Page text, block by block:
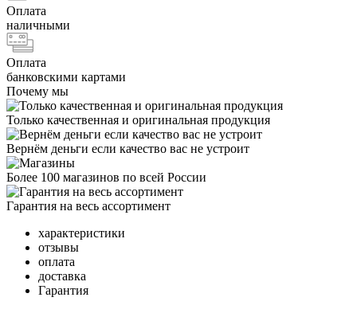
Оплата
наличными
Оплата
банковскими картами
Почему мы
Только качественная и оригинальная продукция
Вернём деньги если качество вас не устроит
Более 100 магазинов по всей России
Гарантия на весь ассортимент
характеристики
отзывы
оплата
доставка
Гарантия